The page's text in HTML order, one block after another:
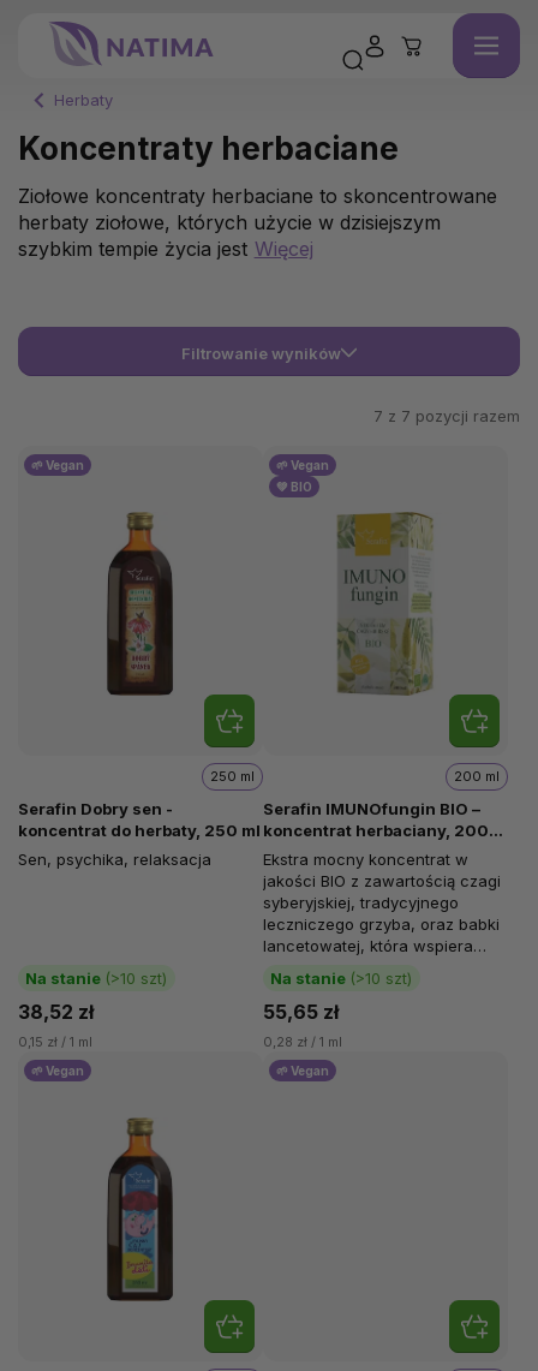
Herbaty
Koncentraty herbaciane
Ziołowe koncentraty herbaciane to skoncentrowane
herbaty ziołowe, których użycie w dzisiejszym
szybkim tempie życia jest Więcej
Filtrowanie wyników
7 z 7 pozycji razem
🌱 Vegan
Serafin Dobry sen -
koncentrat do herbaty, 250 ml
Na stanie (>10 szt)
250 ml
38,52 zł
0,15 zł / 1 ml
Sen, psychika, relaksacja
🌱 Vegan
💚 BIO
Serafin IMUNOfungin BIO –
koncentrat herbaciany, 200
ml
Na stanie (>10 szt)
200 ml
55,65 zł
0,28 zł / 1 ml
Ekstra mocny koncentrat w
jakości BIO z zawartością czagi
syberyjskiej, tradycyjnego
leczniczego grzyba, oraz babki
lancetowatej, która wspiera
układ oddechowy, naturalną...
🌱 Vegan 🌱 Vegan